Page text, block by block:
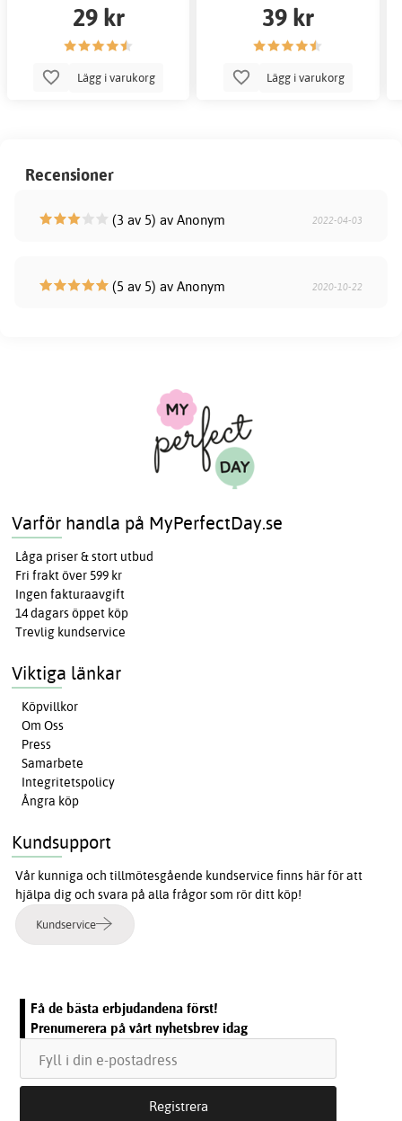
29 kr
Lägg i varukorg
silvermetallic.
39 kr
Lägg i varukorg
Recensioner
(3 av 5) av Anonym 2022-04-03
(5 av 5) av Anonym 2020-10-22
Varför handla på MyPerfectDay.se
Låga priser & stort utbud
Fri frakt över 599 kr
Ingen fakturaavgift
14 dagars öppet köp
Trevlig kundservice
Viktiga länkar
Köpvillkor
Om Oss
Press
Samarbete
Integritetspolicy
Ångra köp
Kundsupport
Vår kunniga och tillmötesgående kundservice finns här för att
hjälpa dig och svara på alla frågor som rör ditt köp!
Kundservice
Få de bästa erbjudandena först!
Prenumerera på vårt nyhetsbrev idag